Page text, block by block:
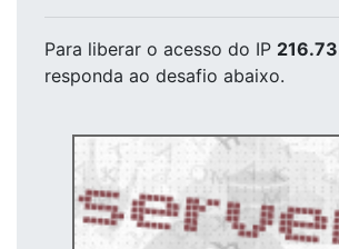
Para liberar o acesso do IP
responda ao desafio abaixo.